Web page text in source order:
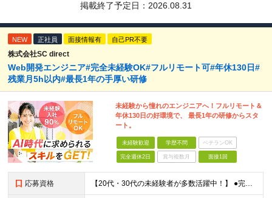
掲載終了予定日： 2026.08.31
NEW 正社員 面接情報有 自己PR不要
株式会社SC direct
Web開発エンジニア#完全未経験OK#フルリモート可#年休130日#
残業月5h以内#最長1年の手厚い研修
未経験から憧れのエンジニアへ！フルリモート＆
年休130日の好環境で、 最長1年の研修からスタ
ート。
未経験歓迎 学歴不問 ベテランOK
完全週休2日 賞与複数月 面接1回
応募資格 【20代・30代の未経験者が多数活躍中！】 ●完全未経験、第二新卒、既卒、フリーターの方大歓迎！ ●学歴・職歴・転職回数・ブランク一切不問 ※34歳までの方（若年層の長期キャリア形成を図るため） ★